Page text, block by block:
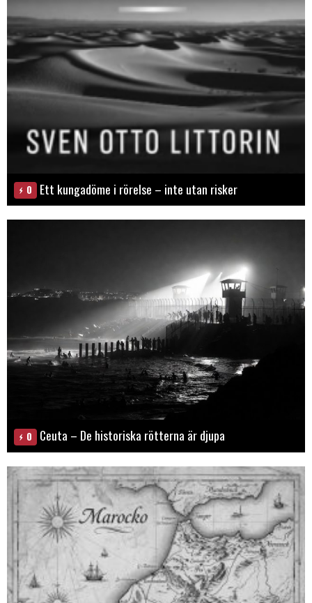
0 Ett kungadöme i rörelse – inte utan risker
0 Ceuta – De historiska rötterna är djupa